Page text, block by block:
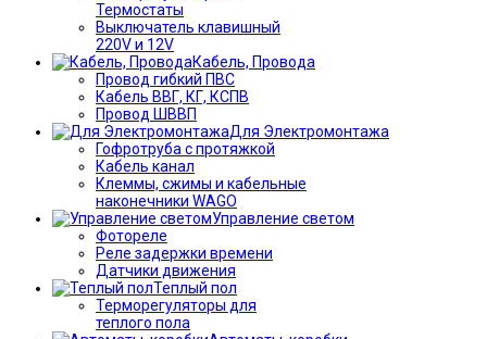
Термостаты
Выключатель клавишный
220V и 12V
Кабель, Провода
Провод гибкий ПВС
Кабель ВВГ, КГ, КСПВ
Провод ШВВП
Для Электромонтажа
Гофротруба с протяжкой
Кабель канал
Клеммы, сжимы и кабельные
наконечники WAGO
Управление светом
Фотореле
Реле задержки времени
Датчики движения
Теплый пол
Терморегуляторы для
теплого пола